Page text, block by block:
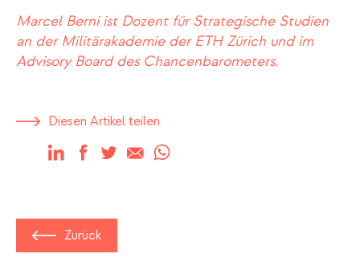
Marcel Berni ist Dozent für Strategische Studien
an der Militärakademie der ETH Zürich und im
Advisory Board des Chancenbarometers.
Diesen Artikel teilen
LinkedInFacebook
TwitterE-mail
Zurück